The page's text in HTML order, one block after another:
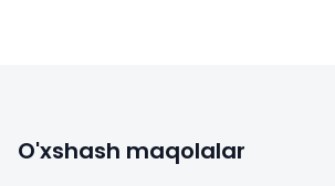
O'xshash maqolalar